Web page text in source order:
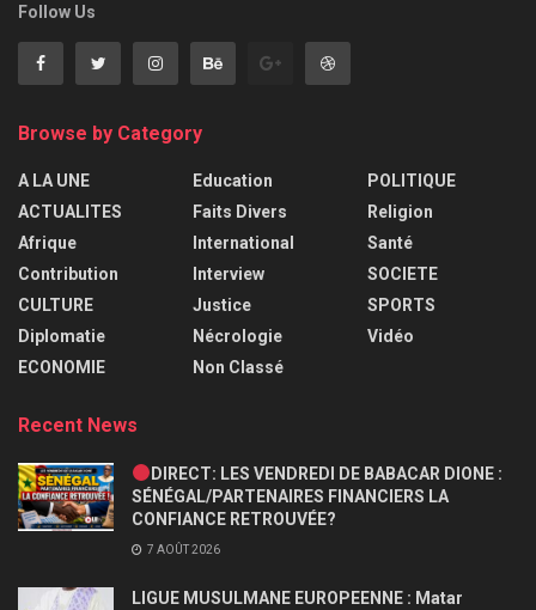
Follow Us
Browse by Category
A LA UNE
ACTUALITES
Afrique
Contribution
CULTURE
Diplomatie
ECONOMIE
Education
Faits Divers
International
Interview
Justice
Nécrologie
Non Classé
POLITIQUE
Religion
Santé
SOCIETE
SPORTS
Vidéo
Recent News
DIRECT: LES VENDREDI DE BABACAR DIONE :
SÉNÉGAL/PARTENAIRES FINANCIERS LA
CONFIANCE RETROUVÉE?
7 AOÛT 2026
LIGUE MUSULMANE EUROPEENNE : Matar